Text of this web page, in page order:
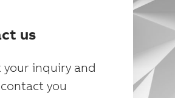
us
inquiry and
you